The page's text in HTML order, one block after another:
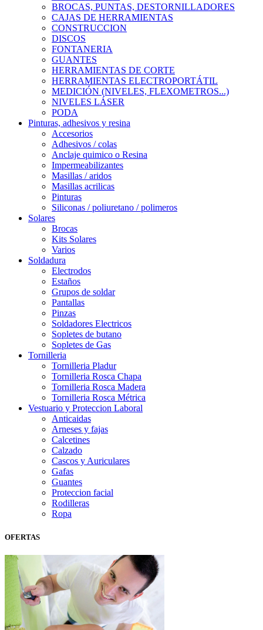
BROCAS, PUNTAS, DESTORNILLADORES
CAJAS DE HERRAMIENTAS
CONSTRUCCION
DISCOS
FONTANERIA
GUANTES
HERRAMIENTAS DE CORTE
HERRAMIENTAS ELECTROPORTÁTIL
MEDICIÓN (NIVELES, FLEXOMETROS...)
NIVELES LÁSER
PODA
Pinturas, adhesivos y resina
Accesorios
Adhesivos / colas
Anclaje quimico o Resina
Impermeabilizantes
Masillas / aridos
Masillas acrilicas
Pinturas
Siliconas / poliuretano / polimeros
Solares
Brocas
Kits Solares
Varios
Soldadura
Electrodos
Estaños
Grupos de soldar
Pantallas
Pinzas
Soldadores Electricos
Sopletes de butano
Sopletes de Gas
Tornilleria
Tornilleria Pladur
Tornilleria Rosca Chapa
Tornilleria Rosca Madera
Tornilleria Rosca Métrica
Vestuario y Proteccion Laboral
Anticaidas
Arneses y fajas
Calcetines
Calzado
Cascos y Auriculares
Gafas
Guantes
Proteccion facial
Rodilleras
Ropa
OFERTAS